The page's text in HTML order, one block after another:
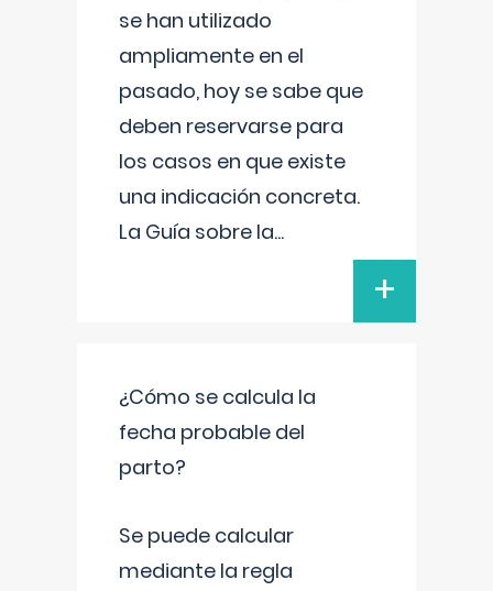
se han utilizado
ampliamente en el
pasado, hoy se sabe que
deben reservarse para
los casos en que existe
una indicación concreta.
La Guía sobre la...
+
¿Cómo se calcula la
fecha probable del
parto?
Se puede calcular
mediante la regla